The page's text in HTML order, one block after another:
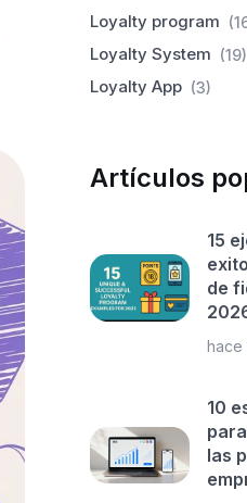
Loyalty program
Loyalty System (19)
Loyalty App (3)
Artículos
15
de
hace
10
las